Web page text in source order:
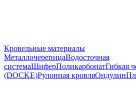
Кровельные материалы
МеталлочерепицаВодосточная
системаШиферПоликарбонатГибкая
(DOCKE)Рулонная кровляОндулин